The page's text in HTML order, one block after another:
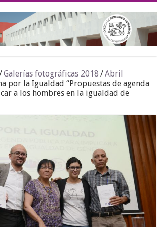
Galerías fotográficas 2018 /Abril
por la Igualdad “Propuestas de agenda
a los hombres en la igualdad de